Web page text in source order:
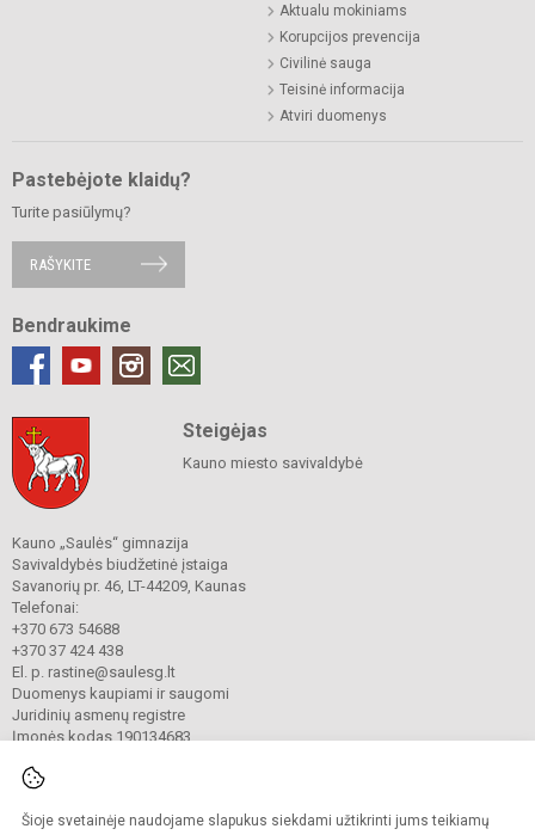
Šioje svetainėje naudojame slapukus siekdami užtikrinti jums teikiamų
Aktualu mokiniams
Korupcijos prevencija
Civilinė sauga
Teisinė informacija
Atviri duomenys
Pastebėjote klaidų?
Turite pasiūlymų?
RAŠYKITE
Bendraukime
Steigėjas
Kauno miesto savivaldybė
Kauno „Saulės“ gimnazija
Savivaldybės biudžetinė įstaiga
Savanorių pr. 46, LT-44209, Kaunas
Telefonai:
+370 673 54688
+370 37 424 438
El. p. rastine@saulesg.lt
Duomenys kaupiami ir saugomi
Juridinių asmenų registre
Įmonės kodas 190134683
© 2023 Kauno „Saulės“ gimnazija. Visos teisės saugomos.